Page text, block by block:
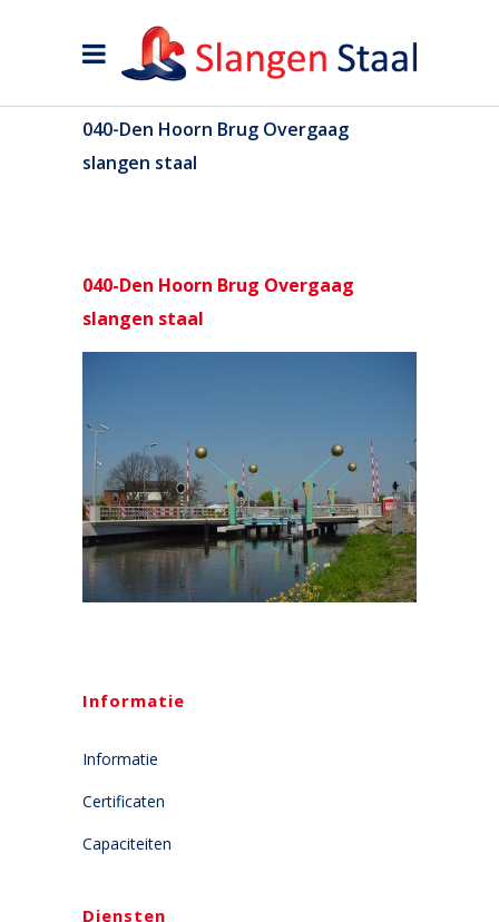
040-Den Hoorn Brug Overgaag
slangen staal
040-Den Hoorn Brug Overgaag
slangen staal
Informatie
Informatie
Certificaten
Capaciteiten
Diensten